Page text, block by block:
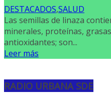
DESTACADOS,SALUD
Las semillas de linaza
minerales, proteínas,
antioxidantes; son...
Leer más
RADIO URBANA SDE